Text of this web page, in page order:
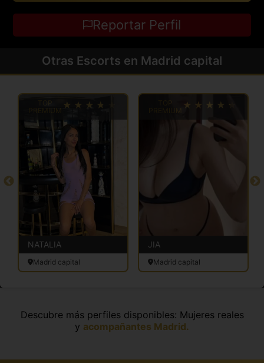
Reportar Perfil
Otras Escorts en Madrid capital
NATALIA
Madrid capital
TOP
PREMIUM
JIA
Madrid capital
Descubre más perfiles disponibles: Mujeres reales
y acompañantes Madrid.